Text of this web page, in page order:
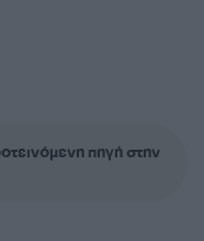
πηγή στην